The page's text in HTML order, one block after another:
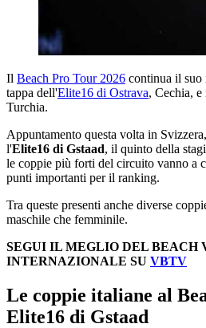
Il Beach Pro Tour 2026 continua il suo
tappa dell'Elite16 di Ostrava, Cechia,
Turchia.
Appuntamento questa volta in
l'Elite16 di Gstaad, il quinto della
le coppie più forti del circuito vanno a
punti importanti per il ranking.
Tra queste presenti anche diverse
maschile che femminile.
SEGUI IL MEGLIO DEL BEACH
INTERNAZIONALE SU VBTV
Le coppie italiane al
Elite16 di Gstaad